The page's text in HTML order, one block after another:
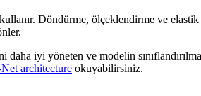
kullanır. Döndürme, ölçeklendirme ve
iyi yöneten ve modelin
architecture okuyabilirsiniz.